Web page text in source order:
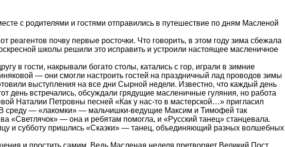
с родителями и гостями отправились в путешествие по дням Масленой
почву первые росточки. Что говорить, в этом году зима сбежала
школы решили это исправить и устроили настоящее масленичное
в гости, накрывали богато столы, катались с гор, играли в зимние
— они смогли настроить гостей на праздничный лад проводов зимы
выступления на все дни Сырной недели. Известно, что каждый день
день встречались, обсуждали грядущие масленичные гуляния, но работа
Наталии Петровны песней «Как у нас-то в мастерской…» пригласил
В среду — «лакомки» — мальчишки-ведущие Максим и Тимофей так
«Светлячок» — она и ребятам помогла, и «Русский танец» станцевала.
и субботу пришлись «Сказки» — танец, объединяющий разных волшебных
и простить самим. Ведь Масленая неделя претворяет Великий Пост,